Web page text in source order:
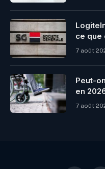
ce que
7 août
Peut-
en
7 août